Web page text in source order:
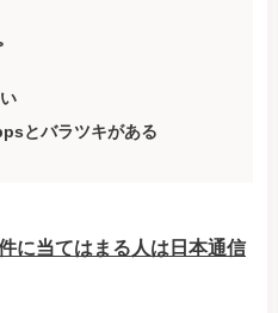
とバラツキがある
に当てはまる人は日本通信